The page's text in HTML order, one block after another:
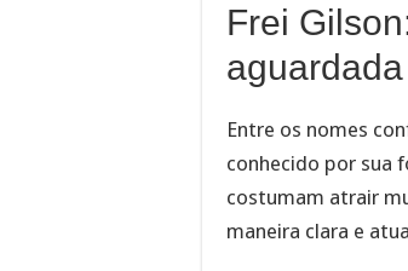
Frei
aguardada
Entre os nomes
conhecido por sua
costumam atrair
maneira clara e